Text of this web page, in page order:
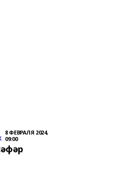
8 ФЕВРАЛЯ 2024,
09:00